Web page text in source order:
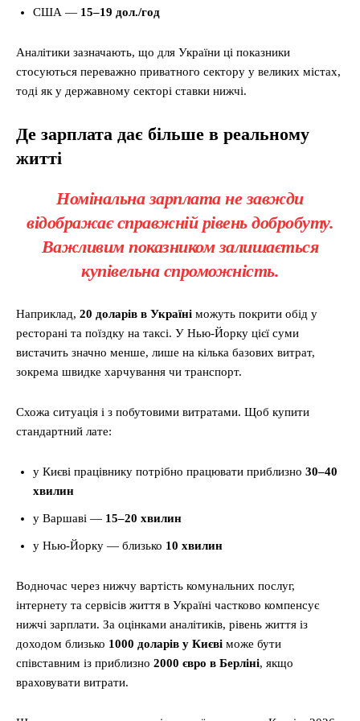
США — 15–19 дол./год
Аналітики зазначають, що для України ці показники
стосуються переважно приватного сектору у великих містах,
тоді як у державному секторі ставки нижчі.
Де зарплата дає більше в реальному
житті
Номінальна зарплата не завжди
відображає справжній рівень добробуту.
Важливим показником залишається
купівельна спроможність.
Наприклад, 20 доларів в Україні можуть покрити обід у
ресторані та поїздку на таксі. У Нью-Йорку цієї суми
вистачить значно менше, лише на кілька базових витрат,
зокрема швидке харчування чи транспорт.
Схожа ситуація і з побутовими витратами. Щоб купити
стандартний лате:
у Києві працівнику потрібно працювати приблизно 30–40
хвилин
у Варшаві — 15–20 хвилин
у Нью-Йорку — близько 10 хвилин
Водночас через нижчу вартість комунальних послуг,
інтернету та сервісів життя в Україні частково компенсує
нижчі зарплати. За оцінками аналітиків, рівень життя із
доходом близько 1000 доларів у Києві може бути
співставним із приблизно 2000 євро в Берліні, якщо
враховувати витрати.